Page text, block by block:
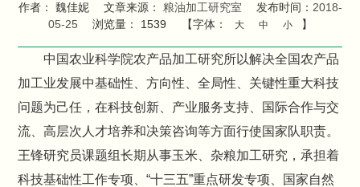
作者： 魏佳妮 文章来源： 粮油加工研究室 发布时间： 2018-
05-25
浏览量： 1539 【字体： 大 中 小 】
中国农业科学院农产品加工研究所以解决全国农产品
加工业发展中基础性、方向性、全局性、关键性重大科技
问题为己任，在科技创新、产业服务支持、国际合作与交
流、高层次人才培养和决策咨询等方面行使国家队职责。
王锋研究员课题组长期从事玉米、杂粮加工研究，承担着
科技基础性工作专项、“十三五”重点研发专项、国家自然